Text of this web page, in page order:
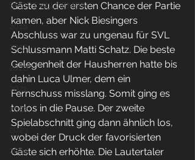
SPORT ALLGEMEIN
2018
2017
2020
2021
2022
2023
2024
Gäste zu der ersten Chance der Partie
kamen, aber Nick Biesingers
Abschluss war zu ungenau für SVL
Schlussmann Matti Schatz. Die beste
Gelegenheit der Hausherren hatte bis
dahin Luca Ulmer, dem ein
Fernschuss misslang. Somit ging es
torlos in die Pause. Der zweite
Spielabschnitt ging dann ähnlich los,
wobei der Druck der favorisierten
Gäste sich erhöhte. Die Lautertaler